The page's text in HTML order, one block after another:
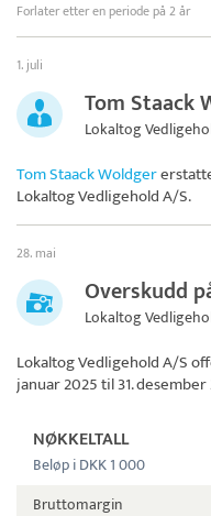
Forlater etter en periode på 2 år
1. juli
Tom Staack
Lokaltog
Tom Staack Woldger
Lokaltog Vedligehold A/S.
28. mai
Overskudd
Lokaltog
Lokaltog Vedligehold A/S
januar 2025 til 31.
NØKKELTALL
Beløp i DKK 1 000
Bruttomargin